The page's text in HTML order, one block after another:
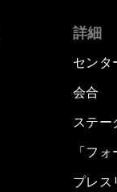
詳細
センタ
会合
ステー
「フ
プレス